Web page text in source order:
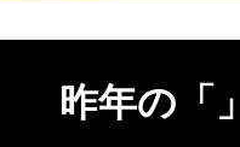
昨年の「